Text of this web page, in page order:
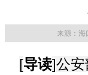
来源：海
[导读]公